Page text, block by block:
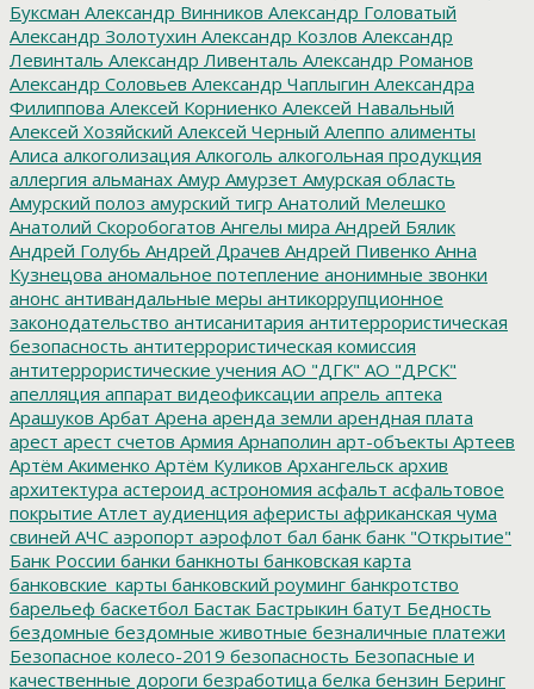
Буксман Александр Винников Александр Головатый
Александр Золотухин Александр Козлов Александр
Левинталь Александр Ливенталь Александр Романов
Александр Соловьев Александр Чаплыгин Александра
Филиппова Алексей Корниенко Алексей Навальный
Алексей Хозяйский Алексей Черный Алеппо алименты
Алиса алкоголизация Алкоголь алкогольная продукция
аллергия альманах Амур Амурзет Амурская область
Амурский полоз амурский тигр Анатолий Мелешко
Анатолий Скоробогатов Ангелы мира Андрей Бялик
Андрей Голубь Андрей Драчев Андрей Пивенко Анна
Кузнецова аномальное потепление анонимные звонки
анонс антивандальные меры антикоррупционное
законодательство антисанитария антитеррористическая
безопасность антитеррористическая комиссия
антитеррористические учения АО "ДГК" АО "ДРСК"
апелляция аппарат видеофиксации апрель аптека
Арашуков Арбат Арена аренда земли арендная плата
арест арест счетов Армия Арнаполин арт-объекты Артеев
Артём Акименко Артём Куликов Архангельск архив
архитектура астероид астрономия асфальт асфальтовое
покрытие Атлет аудиенция аферисты африканская чума
свиней АЧС аэропорт аэрофлот бал банк банк "Открытие"
Банк России банки банкноты банковская карта
банковские_карты банковский роуминг банкротство
барельеф баскетбол Бастак Бастрыкин батут Бедность
бездомные бездомные животные безналичные платежи
Безопасное колесо-2019 безопасность Безопасные и
качественные дороги безработица белка бензин Беринг